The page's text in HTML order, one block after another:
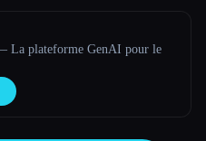
La plateforme GenAI pour le